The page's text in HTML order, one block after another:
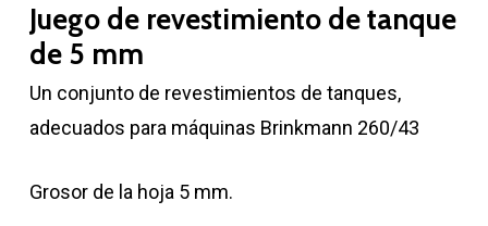
Juego de revestimiento de tanque
de 5 mm
Un conjunto de revestimientos de tanques,
adecuados para máquinas Brinkmann 260/43
Grosor de la hoja 5 mm.